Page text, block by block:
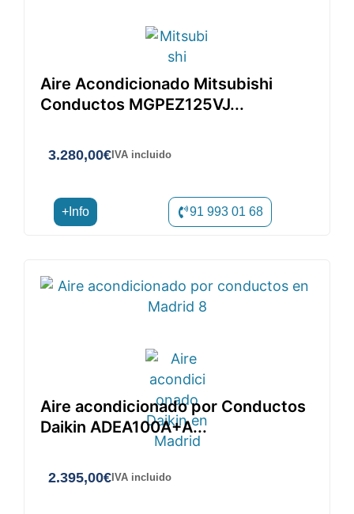
Aire Acondicionado Mitsubishi
Conductos MGPEZ125VJ...
3.280,00€ IVA incluido
+Info 91 993 01 68
Aire acondicionado por Conductos
Daikin ADEA100A+A...
2.395,00€ IVA incluido